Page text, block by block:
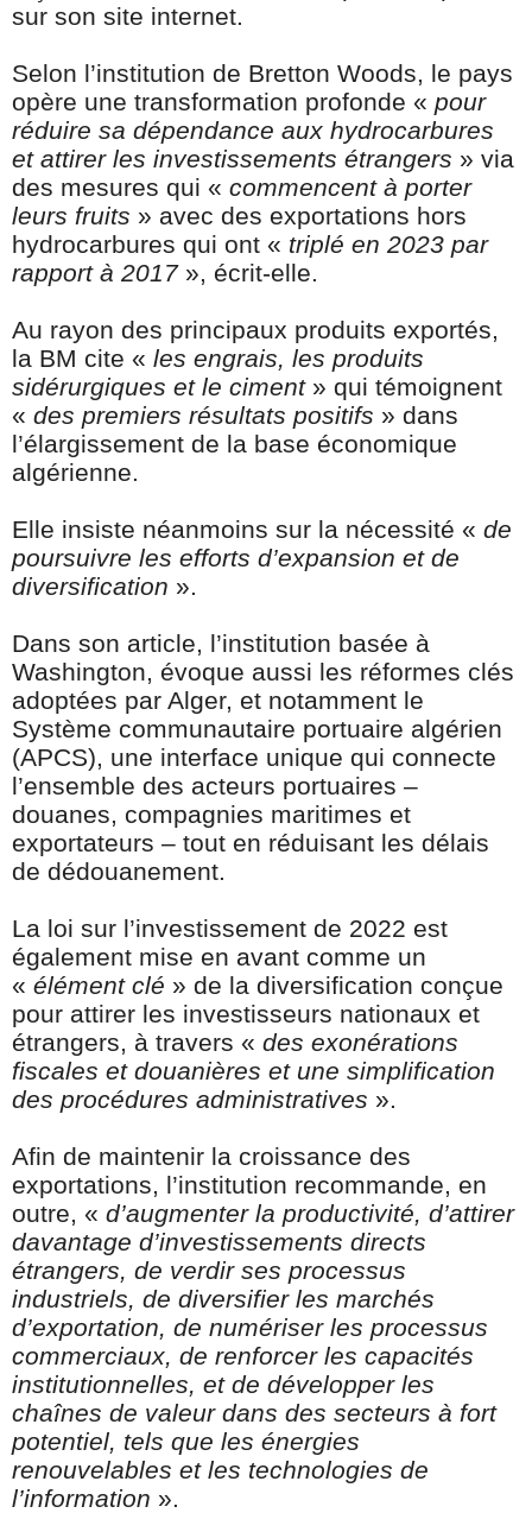
sur son site internet.
Selon l’institution de Bretton Woods, le pays
opère une transformation profonde « pour
réduire sa dépendance aux hydrocarbures
et attirer les investissements étrangers » via
des mesures qui « commencent à porter
leurs fruits » avec des exportations hors
hydrocarbures qui ont « triplé en 2023 par
rapport à 2017 », écrit-elle.
Au rayon des principaux produits exportés,
la BM cite « les engrais, les produits
sidérurgiques et le ciment » qui témoignent
« des premiers résultats positifs » dans
l’élargissement de la base économique
algérienne.
Elle insiste néanmoins sur la nécessité « de
poursuivre les efforts d’expansion et de
diversification ».
Dans son article, l’institution basée à
Washington, évoque aussi les réformes clés
adoptées par Alger, et notamment le
Système communautaire portuaire algérien
(APCS), une interface unique qui connecte
l’ensemble des acteurs portuaires –
douanes, compagnies maritimes et
exportateurs – tout en réduisant les délais
de dédouanement.
La loi sur l’investissement de 2022 est
également mise en avant comme un
« élément clé » de la diversification conçue
pour attirer les investisseurs nationaux et
étrangers, à travers « des exonérations
fiscales et douanières et une simplification
des procédures administratives ».
Afin de maintenir la croissance des
exportations, l’institution recommande, en
outre, « d’augmenter la productivité, d’attirer
davantage d’investissements directs
étrangers, de verdir ses processus
industriels, de diversifier les marchés
d’exportation, de numériser les processus
commerciaux, de renforcer les capacités
institutionnelles, et de développer les
chaînes de valeur dans des secteurs à fort
potentiel, tels que les énergies
renouvelables et les technologies de
l’information ».